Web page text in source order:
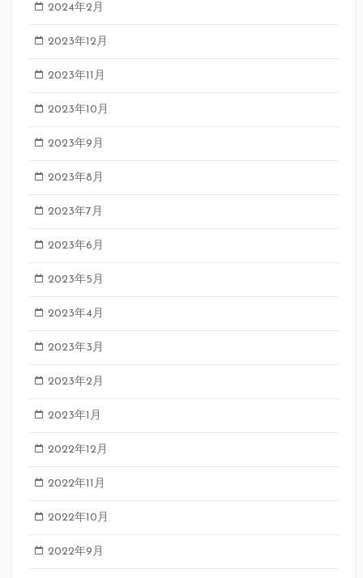
2024年2月
2023年12月
2023年11月
2023年10月
2023年9月
2023年8月
2023年7月
2023年6月
2023年5月
2023年4月
2023年3月
2023年2月
2023年1月
2022年12月
2022年11月
2022年10月
2022年9月